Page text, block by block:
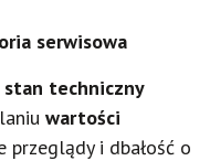
serwisowa
stan techniczny
wartości
przeglądy i dbałość o